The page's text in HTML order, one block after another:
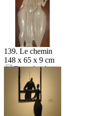
139. Le chemin
148 x 65 x 9 cm